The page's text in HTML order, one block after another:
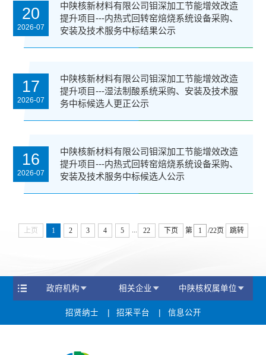
20
2026-07
中陕核新材料有限公司钼深加工节能增效改造
提升项目---内热式回转窑焙烧系统设备采购、
安装及技术服务中标结果公示
17
2026-07
中陕核新材料有限公司钼深加工节能增效改造
提升项目---湿法制酸系统采购、安装及技术服
务中标候选人更正公示
16
2026-07
中陕核新材料有限公司钼深加工节能增效改造
提升项目---内热式回转窑焙烧系统设备采购、
安装及技术服务中标候选人公示
上页 1 2 3 4 5 ... 22 下页 第 /22页 跳转
政府机构 相关企业 中陕核权属单位
招贤纳士 招采平台 信息公开